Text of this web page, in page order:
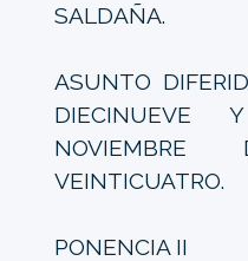
SALDAÑA.
ASUNTO
DIECINUEVE
VEINTICUATRO.
PONENCIA II